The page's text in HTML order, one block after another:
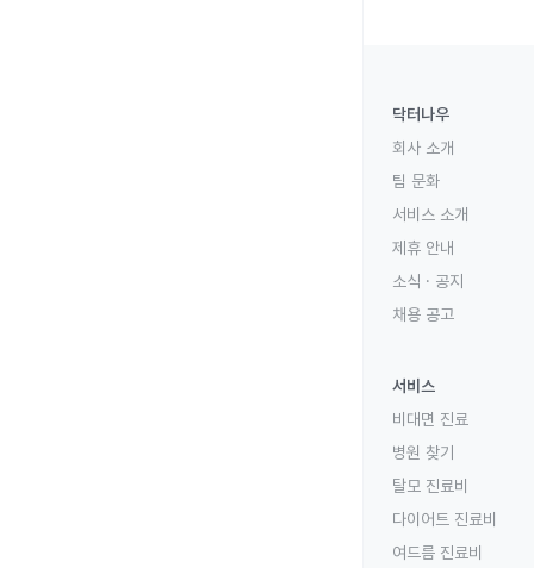
닥터나우
회사 소개
팀 문화
서비스 소개
제휴 안내
소식 · 공지
채용 공고
서비스
비대면 진료
병원 찾기
탈모 진료비
다이어트 진료비
여드름 진료비